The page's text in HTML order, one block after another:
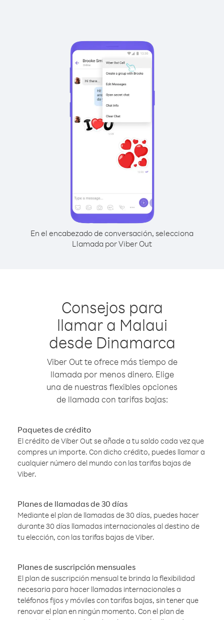
En el encabezado de conversación, selecciona
Llamada por Viber Out
Consejos para
llamar a Malaui
desde Dinamarca
Viber Out te ofrece más tiempo de
llamada por menos dinero. Elige
una de nuestras flexibles opciones
de llamada con tarifas bajas:
Paquetes de crédito
El crédito de Viber Out se añade a tu saldo cada vez que
compres un importe. Con dicho crédito, puedes llamar a
cualquier número del mundo con las tarifas bajas de
Viber.
Planes de llamadas de 30 días
Mediante el plan de llamadas de 30 días, puedes hacer
durante 30 días llamadas internacionales al destino de
tu elección, con las tarifas bajas de Viber.
Planes de suscripción mensuales
El plan de suscripción mensual te brinda la flexibilidad
necesaria para hacer llamadas internacionales a
teléfonos fijos y móviles con tarifas bajas, sin tener que
renovar el plan en ningún momento. Con el plan de